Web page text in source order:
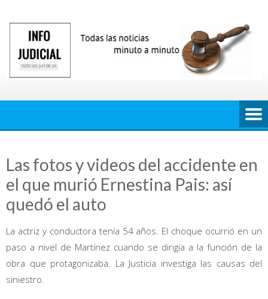
contenido
Las fotos y videos del accidente en
el que murió Ernestina Pais: así
quedó el auto
La actriz y conductora tenía 54 años. El choque ocurrió en un
paso a nivel de Martínez cuando se dirigía a la función de la
obra que protagonizaba. La Justicia investiga las causas del
siniestro.